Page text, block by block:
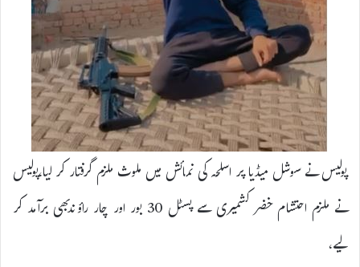
پولیس نے سوشل میڈیا پر اسلحہ کی نمائش میں ملوث ملزم گرفتار کر لیا،پولیس
نے ملزم احتشام خضر کشمیری سے پسٹل 30 بور اور چار راؤندبھی برآمد کر
لیے،